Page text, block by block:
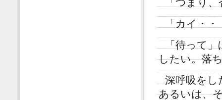
「カイ・・
「待って
したい。落
深呼吸をし
あるいは、